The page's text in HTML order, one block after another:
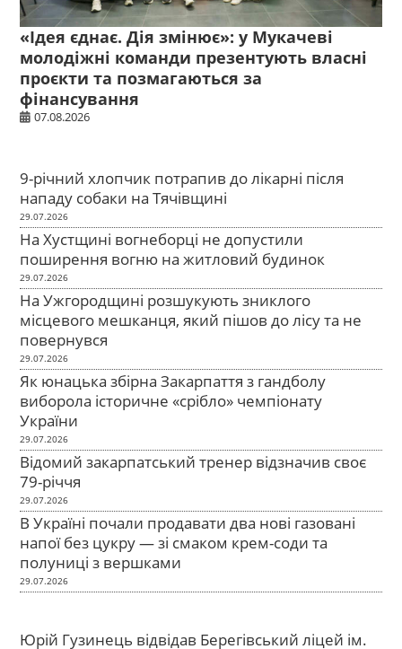
«Ідея єднає. Дія змінює»: у Мукачеві
молодіжні команди презентують власні
проєкти та позмагаються за
фінансування
07.08.2026
9-річний хлопчик потрапив до лікарні після
нападу собаки на Тячівщині
29.07.2026
На Хустщині вогнеборці не допустили
поширення вогню на житловий будинок
29.07.2026
На Ужгородщині розшукують зниклого
місцевого мешканця, який пішов до лісу та не
повернувся
29.07.2026
Як юнацька збірна Закарпаття з гандболу
виборола історичне «срібло» чемпіонату
України
29.07.2026
Відомий закарпатський тренер відзначив своє
79-річчя
29.07.2026
В Україні почали продавати два нові газовані
напої без цукру — зі смаком крем-соди та
полуниці з вершками
29.07.2026
Юрій Гузинець відвідав Берегівський ліцей ім.